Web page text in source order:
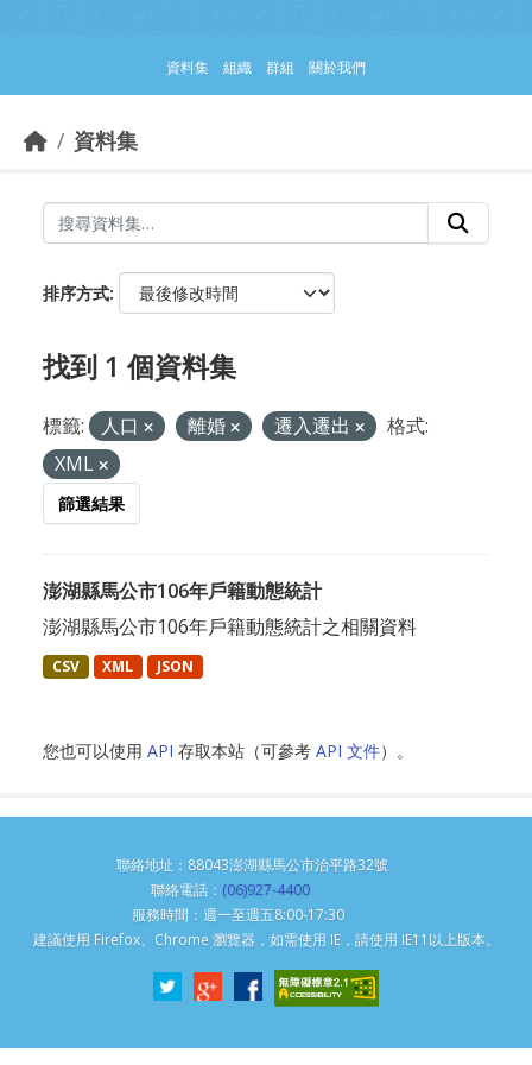
資料集 組織 群組 關於我們
資料集
排序方式
找到 1 個資料集
標籤: 人口 離婚 遷入遷出
格式:
XML
篩選結果
澎湖縣馬公市106年戶籍動態統計
澎湖縣馬公市106年戶籍動態統計之相關資料
CSV XML JSON
您也可以使用 API 存取本站（可參考 API 文件）。
聯絡地址：88043澎湖縣馬公市治平路32號
聯絡電話： (06)927-4400
服務時間：週一至週五8:00-17:30
建議使用 Firefox、Chrome 瀏覽器，如需使用 IE，請使用 IE11以上版本。